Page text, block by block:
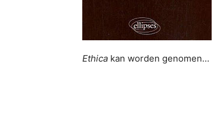
Ethica kan worden genomen…